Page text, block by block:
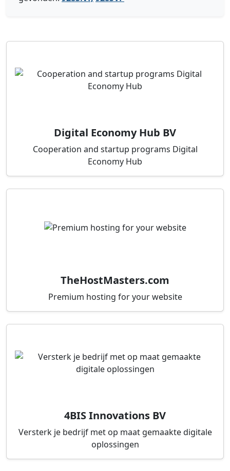
Digital Economy Hub BV
Cooperation and startup programs Digital
Economy Hub
TheHostMasters.com
Premium hosting for your website
4BIS Innovations BV
Versterk je bedrijf met op maat gemaakte digitale
oplossingen